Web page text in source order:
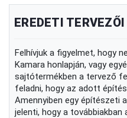
EREDETI
Felhívjuk a figyelmet, hogy
Kamara honlapján, vagy
sajtótermékben a tervező
feladni, hogy az adott
Amennyiben egy építészeti
jelenti, hogy a továbbiakban